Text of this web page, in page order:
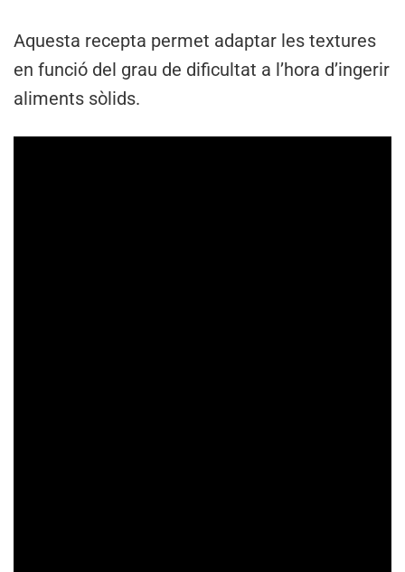
Aquesta recepta permet adaptar les textures
en funció del grau de dificultat a l’hora d’ingerir
aliments sòlids.